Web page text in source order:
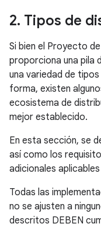
2. Tipos de
Si bien el Proyecto
proporciona una pila
una variedad de
forma, existen
ecosistema de
mejor establecido.
En esta sección, se
así como los
adicionales
Todas las
no se ajusten a
descritos DEBEN